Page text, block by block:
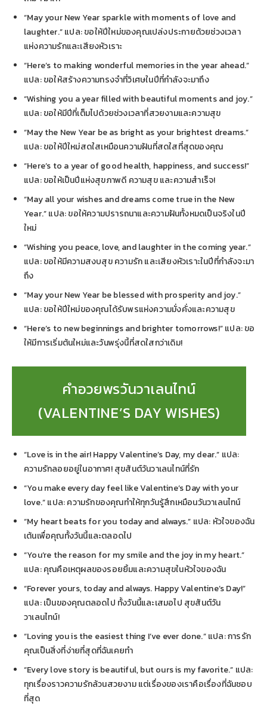
“May your New Year sparkle with moments of love and
laughter.” แปล: ขอให้ปีใหม่ของคุณเปล่งประกายด้วยช่วงเวลา
แห่งความรักและเสียงหัวเราะ
“Here’s to making wonderful memories in the year ahead.”
แปล: ขอให้สร้างความทรงจำที่วิเศษในปีที่กำลังจะมาถึง
“Wishing you a year filled with beautiful moments and joy.”
แปล: ขอให้มีปีที่เต็มไปด้วยช่วงเวลาที่สวยงามและความสุข
“May the New Year be as bright as your brightest dreams.”
แปล: ขอให้ปีใหม่สดใสเหมือนความฝันที่สดใสที่สุดของคุณ
“Here’s to a year of good health, happiness, and success!”
แปล: ขอให้เป็นปีแห่งสุขภาพดี ความสุข และความสำเร็จ!
“May all your wishes and dreams come true in the New
Year.” แปล: ขอให้ความปรารถนาและความฝันทั้งหมดเป็นจริงในปี
ใหม่
“Wishing you peace, love, and laughter in the coming year.”
แปล: ขอให้มีความสงบสุข ความรัก และเสียงหัวเราะในปีที่กำลังจะมา
ถึง
“May your New Year be blessed with prosperity and joy.”
แปล: ขอให้ปีใหม่ของคุณได้รับพรแห่งความมั่งคั่งและความสุข
“Here’s to new beginnings and brighter tomorrows!” แปล: ขอ
ให้มีการเริ่มต้นใหม่และวันพรุ่งนี้ที่สดใสกว่าเดิม!
คำอวยพรวันวาเลนไทน์
(VALENTINE’S DAY WISHES)
“Love is in the air! Happy Valentine’s Day, my dear.” แปล:
ความรักลอยอยู่ในอากาศ! สุขสันต์วันวาเลนไทน์ที่รัก
“You make every day feel like Valentine’s Day with your
love.” แปล: ความรักของคุณทำให้ทุกวันรู้สึกเหมือนวันวาเลนไทน์
“My heart beats for you today and always.” แปล: หัวใจของฉัน
เต้นเพื่อคุณทั้งวันนี้และตลอดไป
“You’re the reason for my smile and the joy in my heart.”
แปล: คุณคือเหตุผลของรอยยิ้มและความสุขในหัวใจของฉัน
“Forever yours, today and always. Happy Valentine’s Day!”
แปล: เป็นของคุณตลอดไป ทั้งวันนี้และเสมอไป สุขสันต์วัน
วาเลนไทน์!
“Loving you is the easiest thing I’ve ever done.” แปล: การรัก
คุณเป็นสิ่งที่ง่ายที่สุดที่ฉันเคยทำ
“Every love story is beautiful, but ours is my favorite.” แปล:
ทุกเรื่องราวความรักล้วนสวยงาม แต่เรื่องของเราคือเรื่องที่ฉันชอบ
ที่สุด